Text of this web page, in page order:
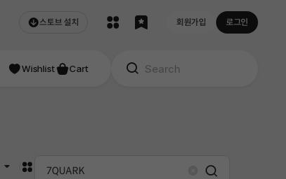
스토브 설치 회원가입 로그인
Studio
Wishlist Cart
카드형 ClearSearch